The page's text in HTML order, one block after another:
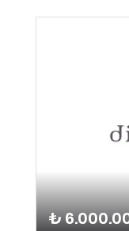
₺